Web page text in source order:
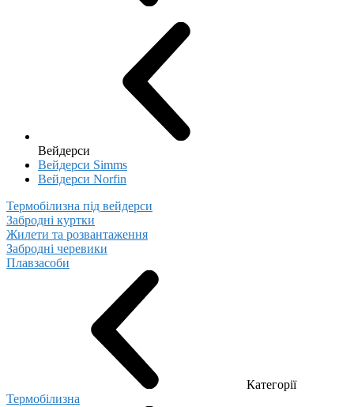
Вейдерси
Вейдерси Simms
Вейдерси Norfin
Термобілизна під вейдерси
Забродні куртки
Жилети та розвантаження
Забродні черевики
Плавзасоби
Категорії
Термобілизна